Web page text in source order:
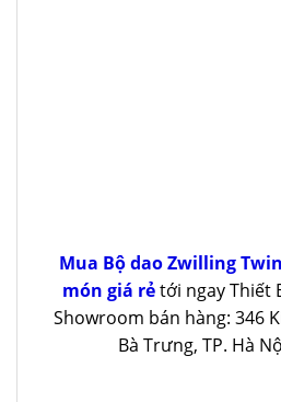
Mua Bộ dao Zwilling
món giá rẻtới ngay Thiết
Showroom bán hàng: 346
Bà Trưng, TP. Hà